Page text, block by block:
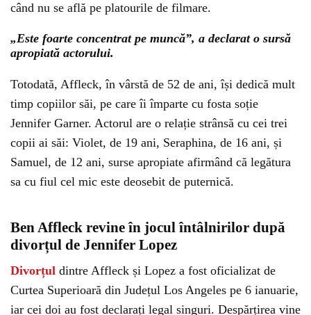
când nu se află pe platourile de filmare.
„Este foarte concentrat pe muncă”, a declarat o sursă
apropiată actorului.
Totodată, Affleck, în vârstă de 52 de ani, își dedică mult
timp copiilor săi, pe care îi împarte cu fosta soție
Jennifer Garner. Actorul are o relație strânsă cu cei trei
copii ai săi: Violet, de 19 ani, Seraphina, de 16 ani, și
Samuel, de 12 ani, surse apropiate afirmând că legătura
sa cu fiul cel mic este deosebit de puternică.
Ben Affleck revine în jocul întâlnirilor după
divorțul de Jennifer Lopez
Divorțul dintre Affleck și Lopez a fost oficializat de
Curtea Superioară din Județul Los Angeles pe 6 ianuarie,
iar cei doi au fost declarați legal singuri. Despărțirea vine